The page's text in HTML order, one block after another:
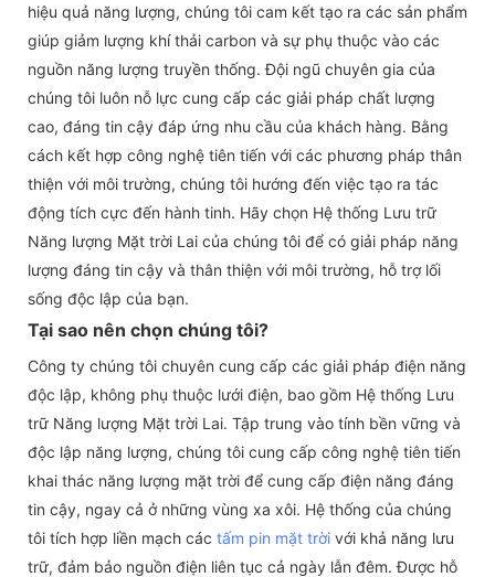
hiệu quả năng lượng, chúng tôi cam kết tạo ra các sản phẩm
giúp giảm lượng khí thải carbon và sự phụ thuộc vào các
nguồn năng lượng truyền thống. Đội ngũ chuyên gia của
chúng tôi luôn nỗ lực cung cấp các giải pháp chất lượng
cao, đáng tin cậy đáp ứng nhu cầu của khách hàng. Bằng
cách kết hợp công nghệ tiên tiến với các phương pháp thân
thiện với môi trường, chúng tôi hướng đến việc tạo ra tác
động tích cực đến hành tinh. Hãy chọn Hệ thống Lưu trữ
Năng lượng Mặt trời Lai của chúng tôi để có giải pháp năng
lượng đáng tin cậy và thân thiện với môi trường, hỗ trợ lối
sống độc lập của bạn.
Tại sao nên chọn chúng tôi?
Công ty chúng tôi chuyên cung cấp các giải pháp điện năng
độc lập, không phụ thuộc lưới điện, bao gồm Hệ thống Lưu
trữ Năng lượng Mặt trời Lai. Tập trung vào tính bền vững và
độc lập năng lượng, chúng tôi cung cấp công nghệ tiên tiến
khai thác năng lượng mặt trời để cung cấp điện năng đáng
tin cậy, ngay cả ở những vùng xa xôi. Hệ thống của chúng
tôi tích hợp liền mạch các tấm pin mặt trời với khả năng lưu
trữ, đảm bảo nguồn điện liên tục cả ngày lẫn đêm. Được hỗ